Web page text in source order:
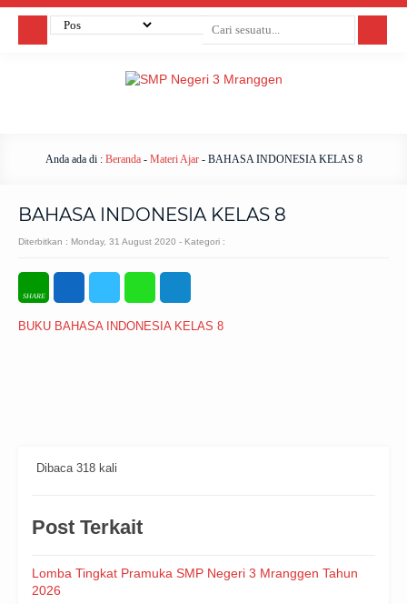
Anda ada di : Beranda- Materi Ajar- BAHASA INDONESIA KELAS 8
BAHASA INDONESIA KELAS 8
Diterbitkan : Monday, 31 August 2020 - Kategori :
BUKU BAHASA INDONESIA KELAS 8
Dibaca 318 kali
Post Terkait
Lomba Tingkat Pramuka SMP Negeri 3 Mranggen Tahun
2026